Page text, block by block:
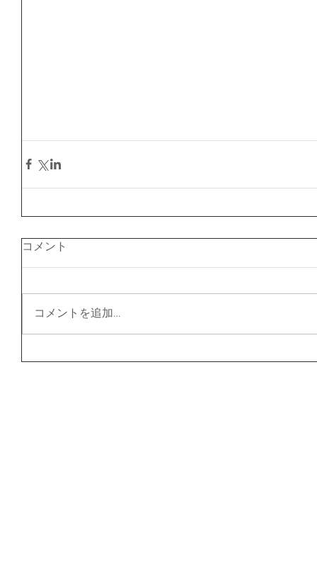
コメント
コメントを追加…